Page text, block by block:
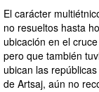
El carácter
no resueltos hasta
ubicación en el
pero que también
ubican las
de Artsaj, aún no